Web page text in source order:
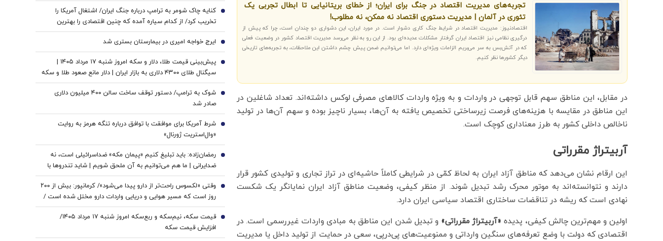
تجربه‌های مدیریت اقتصاد در جنگ برای ایران؛ از خطای بریتانیایی تا ابطال تجربی یک
تئوری در آلمان | مدیریت دستوری اقتصاد نه ممکن، نه مطلوب!
اقتصادنیوز: مدیریت اقتصاد در شرایط جنگ کاری دشوار است. در مورد ایران، این دشواری دو چندان است، چرا که پیش از
درگیری نظامی نیز اقتصاد ایران گرفتار مشکلات عدیده‌ای بود. از این رو به نظر می‌رسد مدیریت اقتصاد کشور در وضعیت فعلی
که در آتش‌بس به سر می‌بریم الزامات ویژه‌ای دارد. اما می‌توانیم ضمن پیش چشم داشتن این ملاحظات، به تجربه‌های تاریخی
دیگر کشورها نظر کنیم.
در مقابل، این مناطق سهم قابل توجهی در واردات و به ویژه واردات کالاهای مصرفی لوکس داشته‌اند. تعداد شاغلین در
این مناطق در مقایسه با هزینه‌های فرصت زیرساختی تخصیص یافته به آن‌ها، بسیار ناچیز بوده و سهم آن‌ها در تولید
ناخالص داخلی کشور به طرز معناداری کوچک است.
آربیتراژ مقرراتی
این ارقام نشان می‌دهد که مناطق آزاد ایران به لحاظ کمّی در شرایطی کاملاً حاشیه‌ای در تراز تجاری و تولیدی کشور قرار
دارند و نتوانسته‌اند به موتور محرک رشد تبدیل شوند. از منظر کیفی، وضعیت مناطق آزاد ایران نمایانگر یک شکست
نهادی است که ریشه در تناقضات ساختاری اقتصاد سیاسی ایران دارد.
اولین و مهم‌ترین چالش کیفی، پدیده «آربیتراژ مقرراتی» و تبدیل شدن این مناطق به مبادی واردات غیررسمی است. در
اقتصادی که دولت با وضع تعرفه‌های سنگین وارداتی و ممنوعیت‌های پی‌درپی، سعی در حمایت از تولید داخل یا مدیریت
کنایه چاک شومر به ترامپ درباره جنگ ایران/ اشتغال آمریکا را
تخریب کرد/ از کدام سیاره آمده که چنین اقتصادی را بهترین
اقتصاد تاریخ می‌خواند؟
2
ایرج خواجه امیری در بیمارستان بستری شد 3
پیش‌بینی قیمت طلا، دلار و سکه امروز شنبه ۱۷ مرداد ۱۴۰۵ |
سیگنال طلای ۴۳۰۰ دلاری به بازار ایران | دلار مانع صعود طلا و سکه
می‌شود؟
4
شوک به ترامپ/ دستور توقف ساخت سالن ۴۰۰ میلیون دلاری
صادر شد
5
شرط آمریکا برای موافقت با توافق درباره تنگه هرمز به روایت
«وال‌استریت ژورنال»
6
رمضان‌زاده: باید تبلیغ کنیم «پیمان مکه» ضداسرائیلی است، نه
ضدایرانی | ما هم می‌توانیم به آن ملحق شویم | شاید تندروها با
حضور ایران در این پیمان مخالفت کنند اما...
7
وقتی «لکسوس راحت‌تر از دارو پیدا می‌شود»/ کرمانپور: بیش از ۲۰۰
روز است که مسیر هوایی و دریایی واردات دارو مختل شده است /
نخستین قربانی هر جنگ، سلامت مردم است
8
قیمت سکه، نیم‌سکه و ربع‌سکه امروز شنبه ۱۷ مرداد ۱۴۰۵/
افزایش قیمت سکه
9